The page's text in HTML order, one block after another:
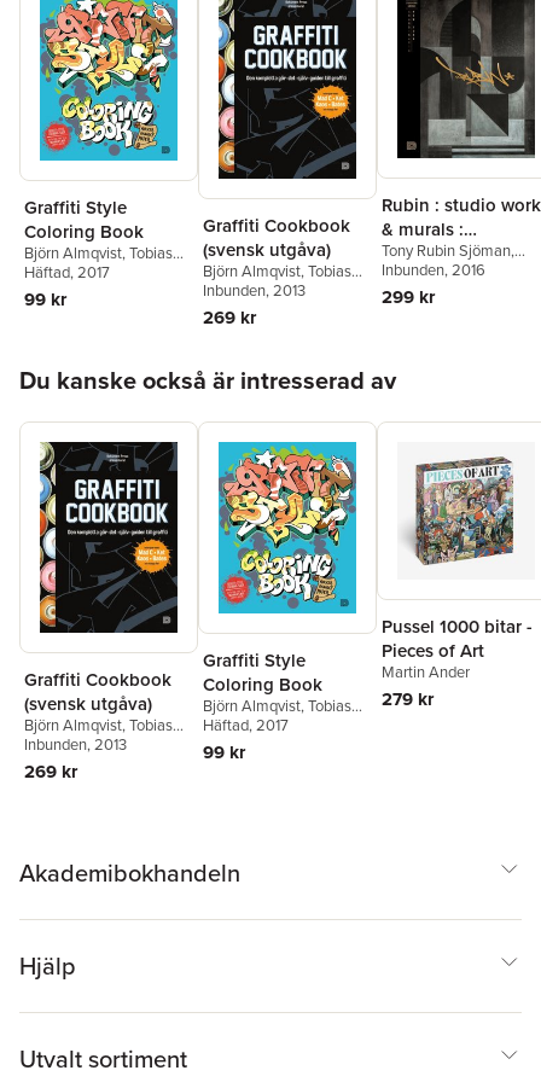
Graffiti Style
Coloring Book
Björn Almqvist,Tobias
Barenthin Lindblad
Bjaorn Almqvist
Häftad, 2017
99 kr
Graffiti Cookbook
(svensk utgåva)
Björn Almqvist,Tobias
Barenthin Lindblad
Mikael Nyström
Sjöstrand
Inbunden, 2013
269 kr
Rubin : studio
& murals :
Scandinavia - New
York
Tony Rubin Sjöman,
Björn Almqvist,
Almqvist
Inbunden, 2016
299 kr
Du kanske också är intresserad av
Graffiti Cookbook
(svensk utgåva)
Björn Almqvist,Tobias
Barenthin Lindblad
Mikael Nyström
Sjöstrand
Inbunden, 2013
269 kr
Graffiti Style
Coloring Book
Björn Almqvist,Tobias
Barenthin Lindblad
Bjaorn Almqvist
Häftad, 2017
99 kr
Pussel 1000 bitar -
Pieces of Art
Martin Ander
279 kr
Akademibokhandeln
Hjälp
Utvalt sortiment